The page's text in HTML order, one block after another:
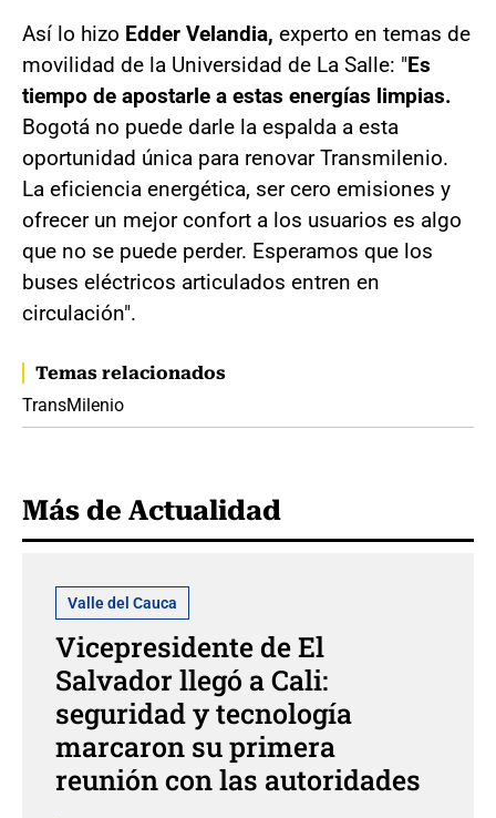
Así lo hizo Edder Velandia, experto en temas de
movilidad de la Universidad de La Salle: "Es
tiempo de apostarle a estas energías limpias.
Bogotá no puede darle la espalda a esta
oportunidad única para renovar Transmilenio.
La eficiencia energética, ser cero emisiones y
ofrecer un mejor confort a los usuarios es algo
que no se puede perder. Esperamos que los
buses eléctricos articulados entren en
circulación".
Temas relacionados
TransMilenio
Más de Actualidad
Valle del Cauca
Vicepresidente de El
Salvador llegó a Cali:
seguridad y tecnología
marcaron su primera
reunión con las autoridades